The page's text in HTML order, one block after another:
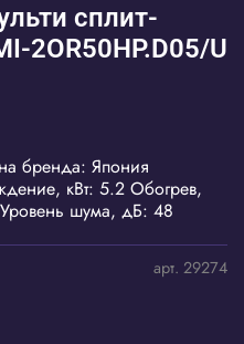
арт. 29274
сплит-
2OR50HP.D05/U
бренда: Япония
кВт: 5.2 Обогрев,
шума, дБ: 48